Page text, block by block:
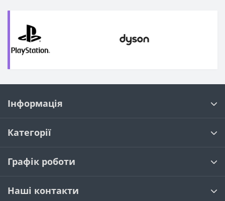
Інформація
Категорії
Графік роботи
Наші контакти